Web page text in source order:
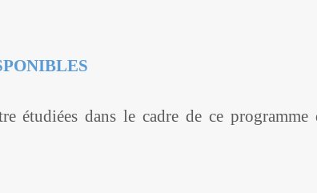
étudiées dans le cadre de ce programme